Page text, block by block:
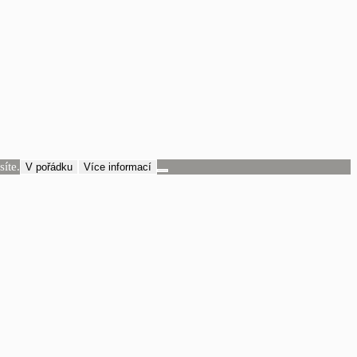
V pořádku Více informací